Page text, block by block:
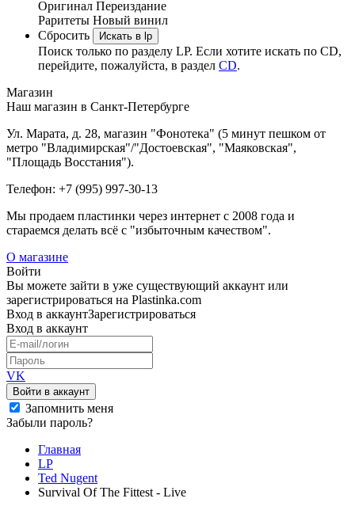
Оригинал Переиздание
Раритеты Новый винил
Сбросить
Искать в lp
Поиск только по разделу LP. Если хотите искать по CD,
перейдите, пожалуйста, в раздел CD.
Магазин
Наш магазин в Санкт-Петербурге
Ул. Марата, д. 28, магазин "Фонотека" (5 минут пешком от
метро "Владимирская"/"Достоевская", "Маяковская",
"Площадь Восстания").
Телефон: +7 (995) 997-30-13
Мы продаем пластинки через интернет c 2008 года и
стараемся делать всё с "избыточным качеством".
О магазине
Войти
Вы можете зайти в уже существующий аккаунт или
зарегистрироваться на Plastinka.com
Вход в аккаунтЗарегистрироваться
Вход в аккаунт
VK
Войти в аккаунт
Запомнить меня
Забыли пароль?
Главная
LP
Ted Nugent
Survival Of The Fittest - Live